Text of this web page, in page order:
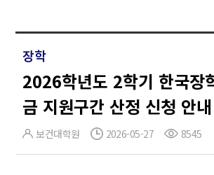
장학
2026학년도 2학기 한국장
금 지원구간 산정 신청 안내
보건대학원 2026-05-27 8545